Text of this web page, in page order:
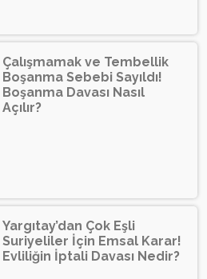
Çalışmamak ve Tembellik
Boşanma Sebebi Sayıldı!
Boşanma Davası Nasıl
Açılır?
Yargıtay’dan Çok Eşli
Suriyeliler İçin Emsal Karar!
Evliliğin İptali Davası Nedir?